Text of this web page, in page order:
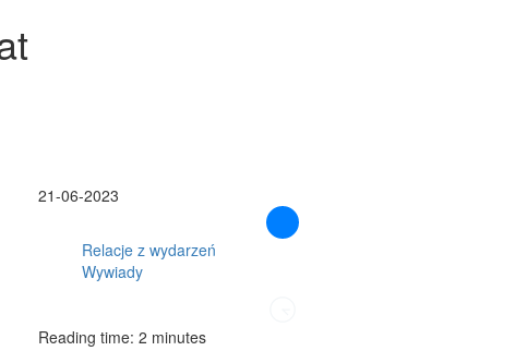
21-06-2023
Relacje z wydarzeń
Wywiady
Reading time: 2 minutes